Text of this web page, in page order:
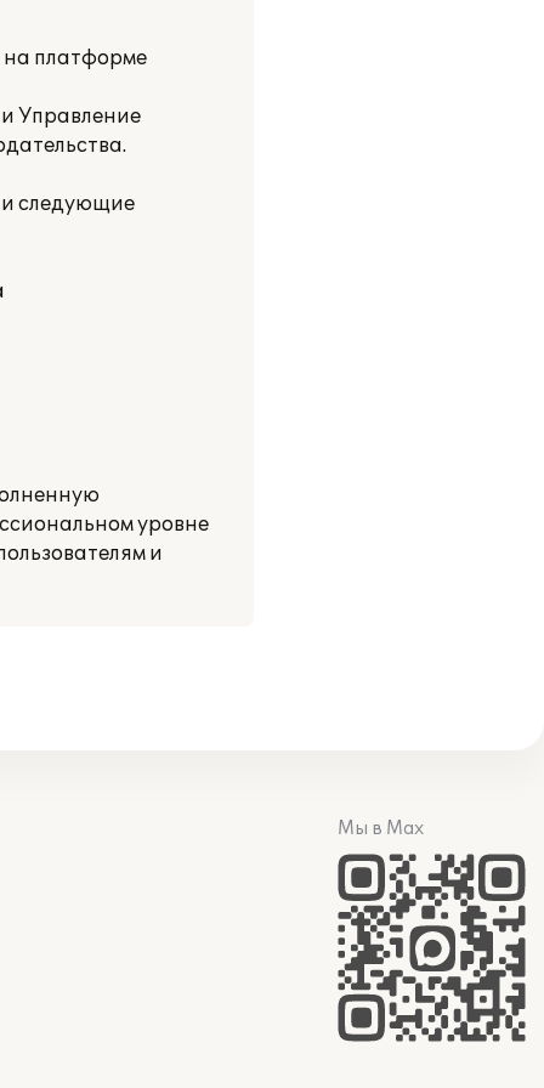
на платформе
Управление
следующие
уровне
и
Мы в Max